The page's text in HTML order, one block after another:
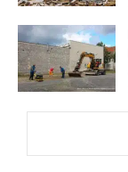
aktiv